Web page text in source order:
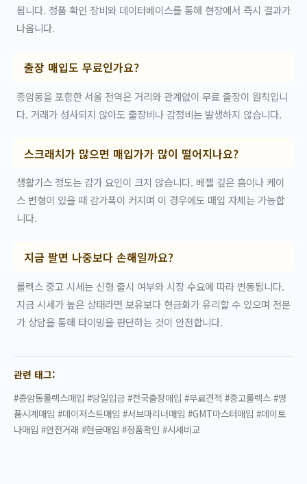
됩니다. 정품 확인 장비와 데이터베이스를 통해 현장에서 즉시 결과가
나옵니다.
출장 매입도 무료인가요?
종암동을 포함한 서울 전역은 거리와 관계없이 무료 출장이 원칙입니
다. 거래가 성사되지 않아도 출장비나 감정비는 발생하지 않습니다.
스크래치가 많으면 매입가가 많이 떨어지나요?
생활기스 정도는 감가 요인이 크지 않습니다. 베젤 깊은 흠이나 케이
스 변형이 있을 때 감가폭이 커지며 이 경우에도 매입 자체는 가능합
니다.
지금 팔면 나중보다 손해일까요?
롤렉스 중고 시세는 신형 출시 여부와 시장 수요에 따라 변동됩니다.
지금 시세가 높은 상태라면 보유보다 현금화가 유리할 수 있으며 전문
가 상담을 통해 타이밍을 판단하는 것이 안전합니다.
관련 태그:
#종암동롤렉스매입 #당일입금 #전국출장매입 #무료견적 #중고롤렉스 #명
품시계매입 #데이저스트매입 #서브마리너매입 #GMT마스터매입 #데이토
나매입 #안전거래 #현금매입 #정품확인 #시세비교